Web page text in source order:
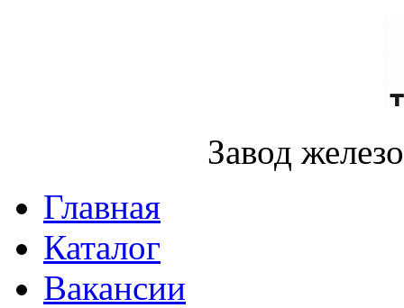
Завод
Главная
Каталог
Вакансии